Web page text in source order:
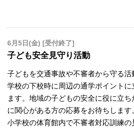
6月5日(金) [受付終了]
子ども安全見守り活動
子どもを交通事故や不審者から守る
学校の下校時に周辺の通学ポイントに
ます。地域の子どもの安全に役に立
に関心がある方の応募をお待ちします
小学校の体育館内で不審者対応訓練の